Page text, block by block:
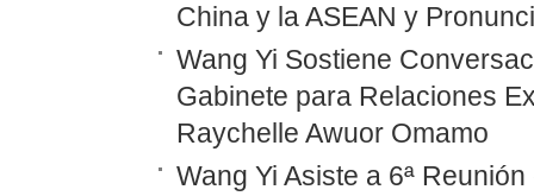
China y la ASEAN y
Wang Yi Sostiene
Gabinete para Relaciones
Raychelle Awuor Omamo
Wang Yi Asiste a 6ª